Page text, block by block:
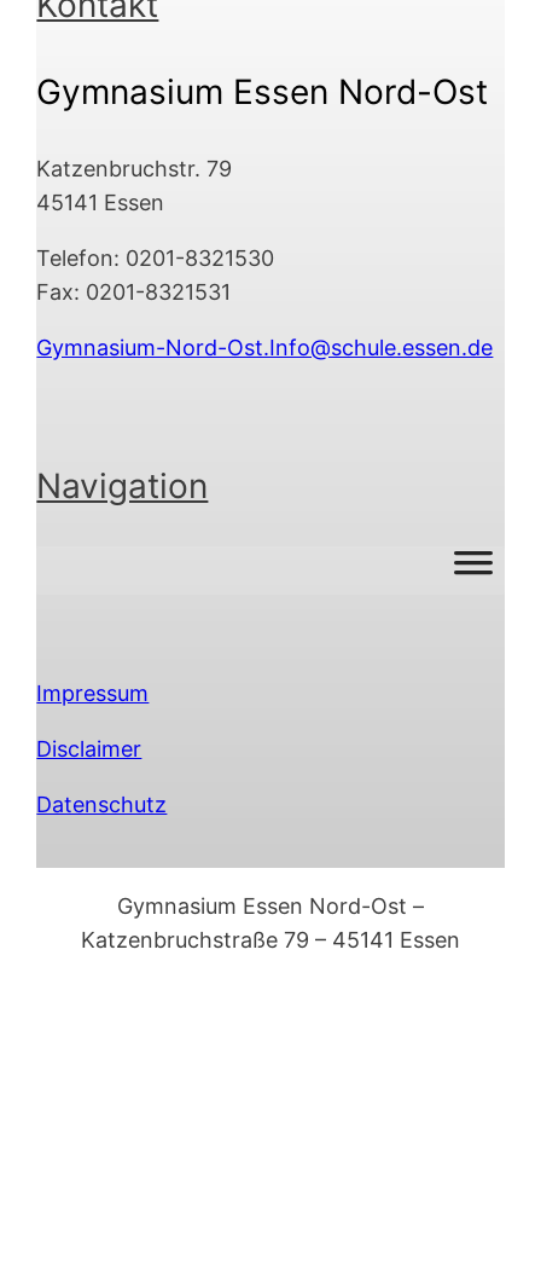
Gymnasium Essen Nord-Ost
Katzenbruchstr. 79
45141 Essen
Telefon: 0201-8321530
Fax: 0201-8321531
Gymnasium-Nord-Ost.Info@schule.essen.de
Navigation
Impressum
Disclaimer
Datenschutz
Gymnasium Essen Nord-Ost –
Katzenbruchstraße 79 – 45141 Essen